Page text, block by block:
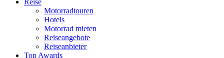
Reise
Motorradtouren
Hotels
Motorrad mieten
Reiseangebote
Reiseanbieter
Top Awards